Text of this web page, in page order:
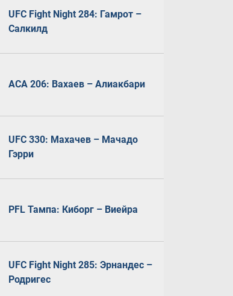
UFC Fight Night 284: Гамрот –
Салкилд
ACA 206: Вахаев – Алиакбари
UFC 330: Махачев – Мачадо
Гэрри
PFL Тампа: Киборг – Виейра
UFC Fight Night 285: Эрнандес –
Родригес